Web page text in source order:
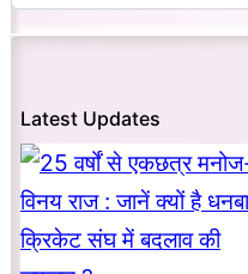
Latest Updates